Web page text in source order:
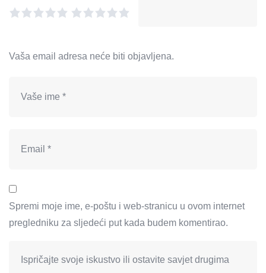
Vaša email adresa neće biti objavljena.
Spremi moje ime, e-poštu i web-stranicu u ovom internet
pregledniku za sljedeći put kada budem komentirao.